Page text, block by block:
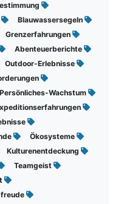
Blauwassersegeln
Grenzerfahrungen
Abenteuerberichte
Outdoor-Erlebnisse
Persönliches-Wachstum
Ökosysteme
Kulturenentdeckung
Teamgeist